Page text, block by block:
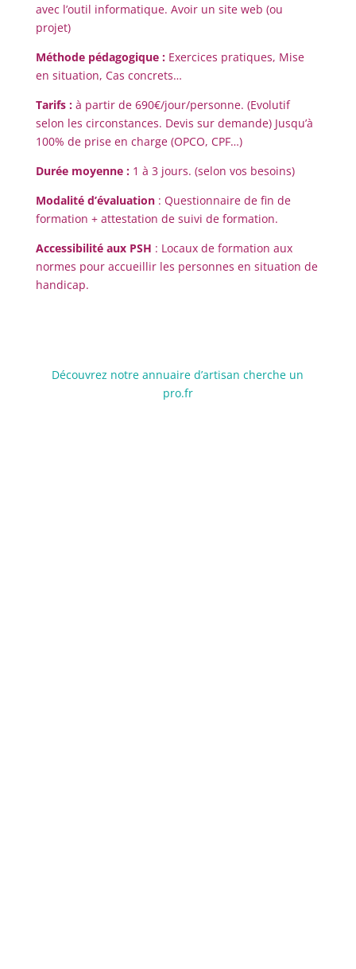
avec l’outil informatique. Avoir un site web (ou
projet)
Méthode pédagogique : Exercices pratiques, Mise
en situation, Cas concrets…
Tarifs:à partir de 690€/jour/personne. (Evolutif
selon les circonstances. Devis sur demande) Jusqu’à
100% de prise en charge (OPCO, CPF…)
Durée moyenne :1 à 3 jours. (selon vos besoins)
Modalité d’évaluation: Questionnaire de fin de
formation + attestation de suivi de formation.
Accessibilité aux PSH : Locaux de formation aux
normes pour accueillir les personnes en situation de
handicap.
Découvrez notre annuaire d’artisan cherche un
pro.fr